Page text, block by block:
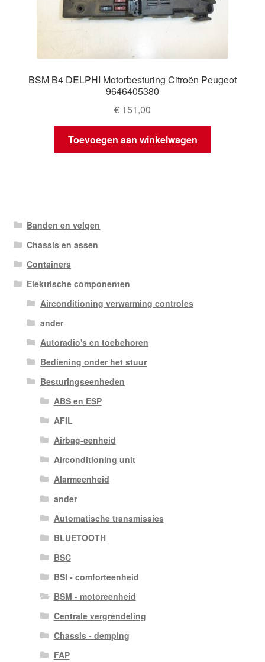
BSM B4 DELPHI Motorbesturing Citroën Peugeot
9646405380
€ 151,00
Toevoegen aan winkelwagen
Banden en velgen
Chassis en assen
Containers
Elektrische componenten
Airconditioning verwarming controles
ander
Autoradio's en toebehoren
Bediening onder het stuur
Besturingseenheden
ABS en ESP
AFIL
Airbag-eenheid
Airconditioning unit
Alarmeenheid
ander
Automatische transmissies
BLUETOOTH
BSC
BSI - comforteenheid
BSM - motoreenheid
Centrale vergrendeling
Chassis - demping
FAP